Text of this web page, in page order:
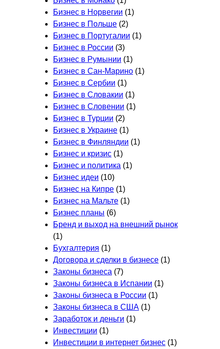
Бизнес в Норвегии (1)
Бизнес в Польше (2)
Бизнес в Португалии (1)
Бизнес в России (3)
Бизнес в Румынии (1)
Бизнес в Сан-Марино (1)
Бизнес в Сербии (1)
Бизнес в Словакии (1)
Бизнес в Словении (1)
Бизнес в Турции (2)
Бизнес в Украине (1)
Бизнес в Финляндии (1)
Бизнес и кризис (1)
Бизнес и политика (1)
Бизнес идеи (10)
Бизнес на Кипре (1)
Бизнес на Мальте (1)
Бизнес планы (6)
Бренд и выход на внешний рынок
(1)
Бухгалтерия (1)
Договора и сделки в бизнесе (1)
Законы бизнеса (7)
Законы бизнеса в Испании (1)
Законы бизнеса в России (1)
Законы бизнеса в США (1)
Заработок и деньги (1)
Инвестиции (1)
Инвестиции в интернет бизнес (1)